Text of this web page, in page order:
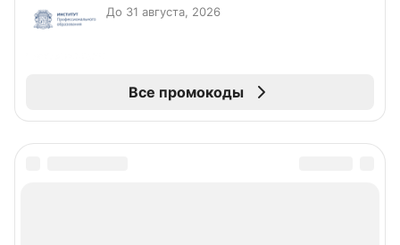
До 31 августа, 2026
Все промокоды